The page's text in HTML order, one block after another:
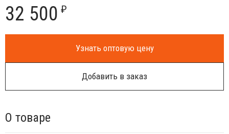
32 500 ₽
Узнать оптовую цену
Добавить в заказ
О товаре